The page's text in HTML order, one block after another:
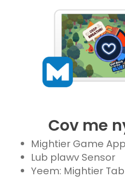
Cov me
Mightier Game App
Lub plawv Sensor
Yeem: Mightier